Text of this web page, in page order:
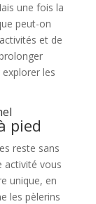
une fois la
peut-on
et de
les
pied
reste sans
activité vous
unique, en
les pèlerins